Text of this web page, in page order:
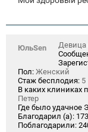
ЮльSen
Девица
Пол: Женский
Стаж бесплодия: 5
В каких клиниках
Петер
Где было удачное
Благодарил (а):
Поблагодарили: